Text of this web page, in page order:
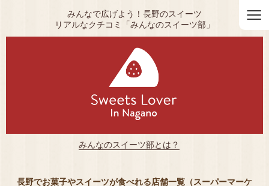
≡
みんなで広げよう！長野のスイーツ
リアルなクチコミ「みんなのスイーツ部」
みんなのスイーツ部とは？
長野でお菓子やスイーツが食べれる店舗一覧（スーパーマーケ